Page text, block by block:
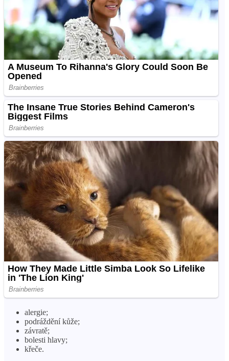
alergie;
podráždění kůže;
závratě;
bolesti hlavy;
křeče.